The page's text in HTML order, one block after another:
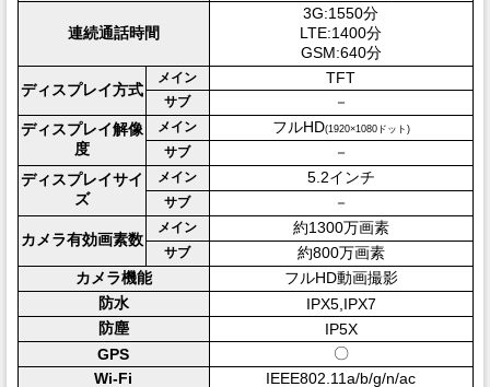
連続通話時間
3G:1550分
LTE:1400分
GSM:640分
ディスプレイ方式
メイン TFT
サブ
－
ディスプレイ解像
度
メイン フルHD(1920×1080ドット)
サブ
－
ディスプレイサイ
ズ
メイン 5.2インチ
サブ －
カメラ有効画素数
メイン 約1300万画素
サブ
約800万画素
カメラ機能
フルHD動画撮影
防水
IPX5,IPX7
防塵
IP5X
GPS
〇
Wi-Fi
IEEE802.11a/b/g/n/ac